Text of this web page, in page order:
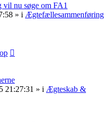
vil nu søge om FA1
» i Ægtefællesammenføring
21:27:31 » i Ægteskab &